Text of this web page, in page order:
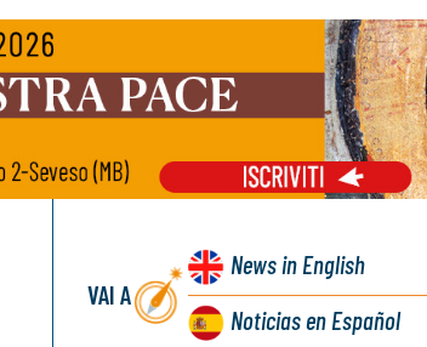
VAI A
Newsin English
Noticiasen Español